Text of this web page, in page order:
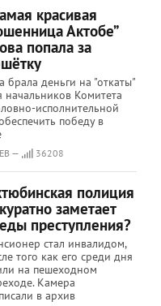
красивая
Актобе”
попала за
брала деньги на "откаты"
начальников Комитета
исполнительной
победу в
— 36208
полиция
заметает
преступления?
стал инвалидом,
того как его среди дня
на пешеходном
Камера
в архив